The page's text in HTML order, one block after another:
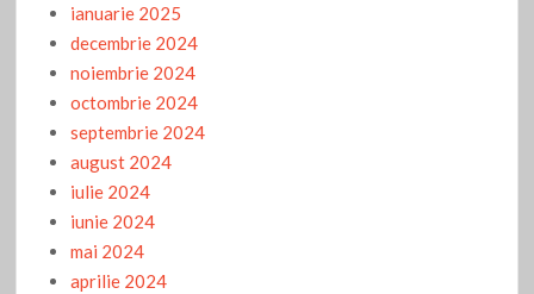
ianuarie 2025
decembrie 2024
noiembrie 2024
octombrie 2024
septembrie 2024
august 2024
iulie 2024
iunie 2024
mai 2024
aprilie 2024